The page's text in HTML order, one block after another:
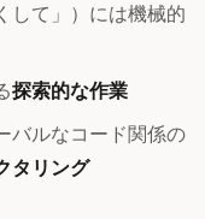
して」）には機械的
探索的な作業
バルなコード関係の
タリング